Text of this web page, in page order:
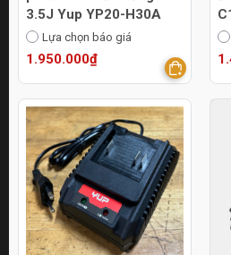
3.5J Yup YP20-H30A
Lựa chọn báo giá
1.950.000₫